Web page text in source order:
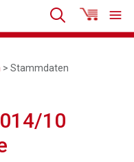
> Stammdaten
10